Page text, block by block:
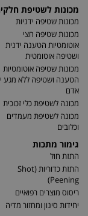
מכונות לשטיפת
מכונות שטיפה ידניות
מכונות שטיפה חצי
אוטומטיות הטענה ידנית
ושטיפה אוטומטית
מכונות שטיפה אוטומטיות
הטענה ושטיפה ללא מגע
אדם
מכונה לשטיפת כלי זכוכית
מכונה לשטיפת מעמדים
וכלובים
גימור מתכות
התזת חול
התזת כדוריות (Shot
Peening)
ריסוס מוצרים רפואיים
יחידות סינון ומחזור מדיה